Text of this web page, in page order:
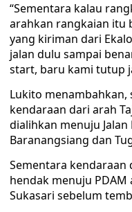
“Sementara kalau
arahkan rangkaian itu
yang kiriman dari
jalan dulu sampai
start, baru kami tutup
Lukito
kendaraan dari arah
dialihkan menuju
Baranangsiang dan
Sementara kendaraan
hendak menuju
Sukasari sebelum